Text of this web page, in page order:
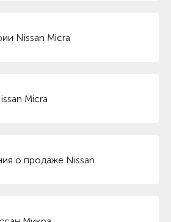
Nissan Micra
Micra
о продаже Nissan